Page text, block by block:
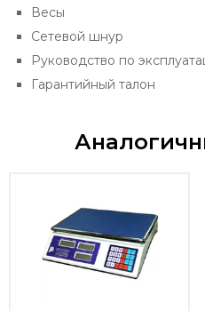
Весы
Сетевой шнур
Руководство по
Гарантийный талон